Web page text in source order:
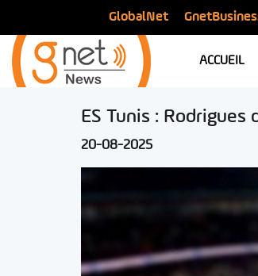
GlobalNet
ACCUEIL
ES Tunis : Rodrigues
20-08-2025